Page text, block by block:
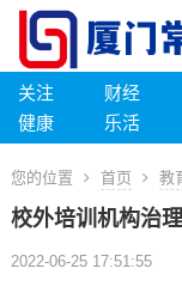
关注 财经
健康
乐活
您的位置 首页 教
校外培训机构治
2022-06-25 17:51:55